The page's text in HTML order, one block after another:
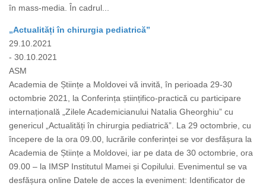
în mass-media. În cadrul...
„Actualități în chirurgia pediatrică”
29.10.2021
- 30.10.2021
ASM
Academia de Științe a Moldovei vă invită, în perioada 29-30
octombrie 2021, la Conferința științifico-practică cu participare
internațională „Zilele Academicianului Natalia Gheorghiu” cu
genericul „Actualități în chirurgia pediatrică”. La 29 octombrie, cu
începere de la ora 09.00, lucrările conferinței se vor desfășura la
Academia de Științe a Moldovei, iar pe data de 30 octombrie, ora
09.00 – la IMSP Institutul Mamei și Copilului. Evenimentul se va
desfășura online Datele de acces la eveniment: Identificator de